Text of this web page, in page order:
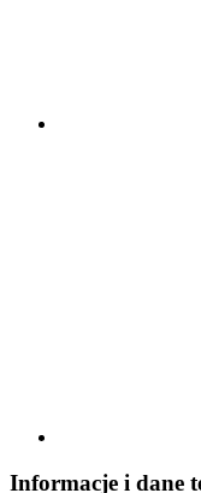
Informacje i dane